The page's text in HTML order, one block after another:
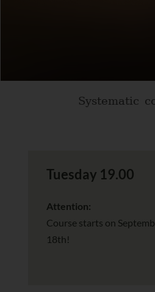
Systematic
Tuesday 19.00
Attention:
Course starts on
18th!